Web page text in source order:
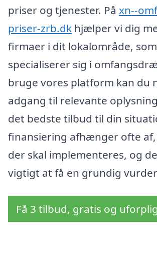
priser og tjenester. På xn--
priser-zrb.dk hjælper vi dig
firmaer i dit lokalområde, som
specialiserer sig i
bruge vores platform kan du
adgang til relevante
det bedste tilbud til din
finansiering afhænger ofte
der skal implementeres, og
vigtigt at få en grundig
Få 3 tilbud, gratis og